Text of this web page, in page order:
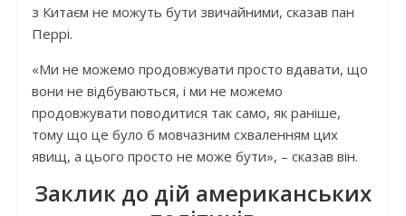
з Китаєм не можуть бути звичайними, сказав пан
Перрі.
«Ми не можемо продовжувати просто вдавати, що
вони не відбуваються, і ми не можемо
продовжувати поводитися так само, як раніше,
тому що це було б мовчазним схваленням цих
явищ, а цього просто не може бути», – сказав він.
Заклик до дій американських